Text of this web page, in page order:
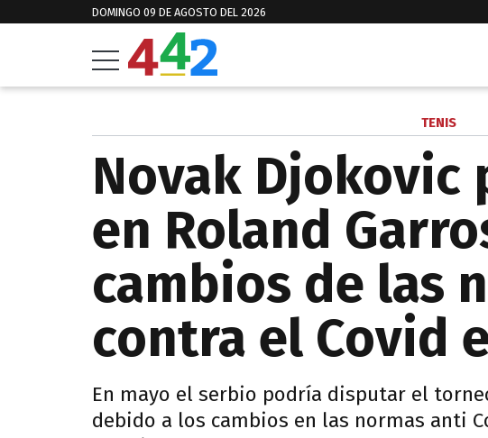
DOMINGO 09 DE AGOSTO DEL 2026
TENIS
Novak Djokovic
en Roland
cambios de las
contra el Covid
En mayo el serbio podría disputar el
debido a los cambios en las normas anti